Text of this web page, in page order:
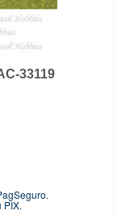
33119
PIX.